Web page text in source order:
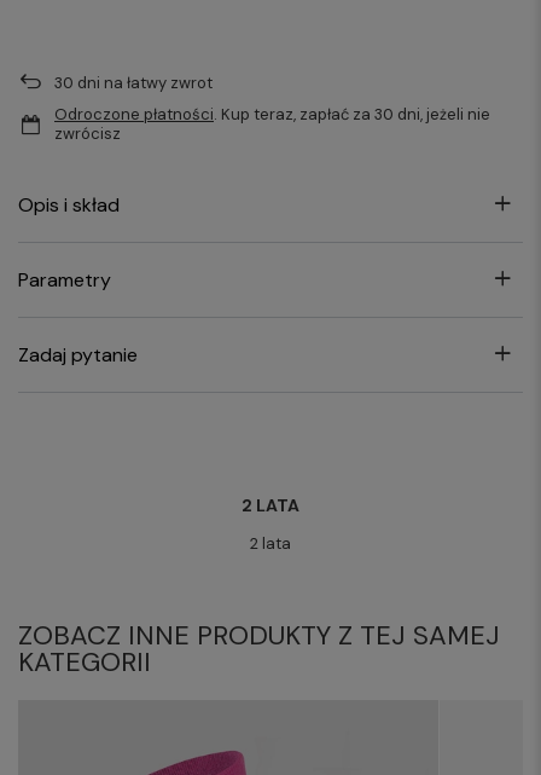
30 dni na łatwy zwrot
Odroczone płatności. Kup teraz, zapłać za 30 dni, jeżeli nie
zwrócisz
Opis i skład
Parametry
Zadaj pytanie
2 LATA
2 lata
ZOBACZ INNE PRODUKTY Z TEJ SAMEJ
KATEGORII